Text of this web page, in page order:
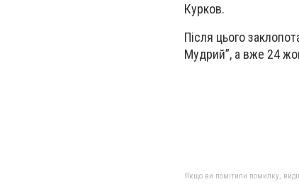
Курков.
Після цього
Мудрий”, а вже 24
Якщо ви помітили помилку,